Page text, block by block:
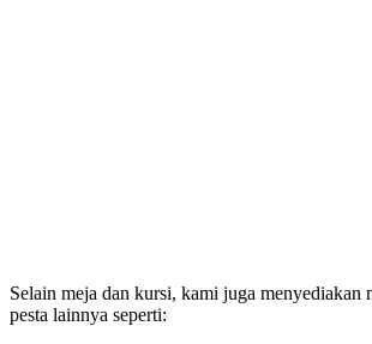
Selain meja dan kursi, kami juga menyediakan
pesta lainnya seperti: